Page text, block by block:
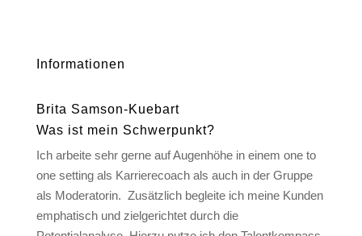
Informationen
Brita Samson-Kuebart
Was ist mein Schwerpunkt?
Ich arbeite sehr gerne auf Augenhöhe in einem one to
one setting als Karrierecoach als auch in der Gruppe
als Moderatorin. Zusätzlich begleite ich meine Kunden
emphatisch und zielgerichtet durch die